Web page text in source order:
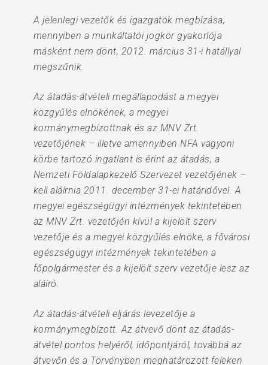
A jelenlegi vezetők és igazgatók megbízása,
mennyiben a munkáltatói jogkör gyakorlója
másként nem dönt, 2012. március 31-i hatállyal
megszűnik.
Az átadás-átvételi megállapodást a megyei
közgyűlés elnökének, a megyei
kormánymegbízottnak és az MNV Zrt.
vezetőjének – illetve amennyiben NFA vagyoni
körbe tartozó ingatlant is érint az átadás, a
Nemzeti Földalapkezelő Szervezet vezetőjének –
kell aláírnia 2011. december 31-ei határidővel. A
megyei egészségügyi intézmények tekintetében
az MNV Zrt. vezetőjén kívül a kijelölt szerv
vezetője és a megyei közgyűlés elnöke, a fővárosi
egészségügyi intézmények tekintetében a
főpolgármester és a kijelölt szerv vezetője lesz az
aláíró.
Az átadás-átvételi eljárás levezetője a
kormánymegbízott. Az átvevő dönt az átadás-
átvétel pontos helyéről, időpontjáról, továbbá az
átvevőn és a Törvényben meghatározott feleken